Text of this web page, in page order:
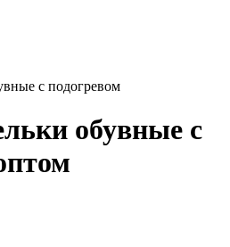
с подогревом
обувные с